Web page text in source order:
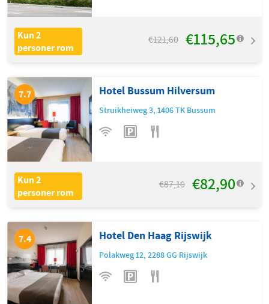
7.4 Hotel Den Haag Rijswijk
Polakweg 12,2288 GG Rijswijk
7.7 Hotel Bussum Hilversum
Struikheiweg 3,1406 TK Bussum
Kun 2
personer rom
€87,10 €82,90
Kun 2
personer rom
€121,60 €115,65